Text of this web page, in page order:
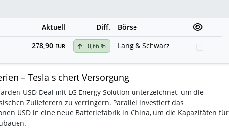
Aktuell Diff.
Börse
278,90 EUR +0,66 % Lang & Schwarz
– Tesla sichert Versorgung
USD-Deal mit LG Energy Solution unterzeichnet, um die
Zulieferern zu verringern. Parallel investiert das
USD in eine neue Batteriefabrik in China, um die Kapazitäten für